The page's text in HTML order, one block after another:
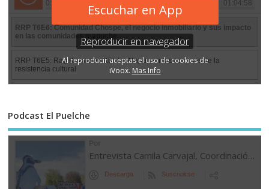
Podcast El Puelche